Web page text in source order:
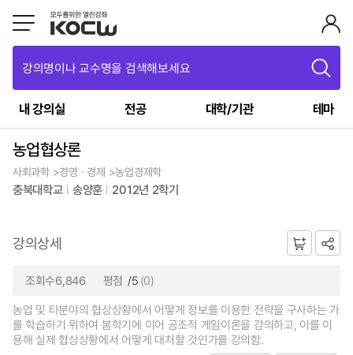
강의명이나 교수명을 검색해보세요
내 강의실 전공 대학/기관 테마
농업협상론
사회과학 >경영ㆍ경제 >농업경제학
충북대학교 송양훈 2012년 2학기
강의상세
조회수6,846 평점 /5 (0)
농업 및 타분야의 협상상황에서 어떻게 정보를 이용한 전략을 구사하는 가
를 학습하기 위하여 봄학기에 이어 공조적 게임이론을 강의하고, 이를 이
용해 실제 협상상황에서 어떻게 대처할 것인가를 강의함.